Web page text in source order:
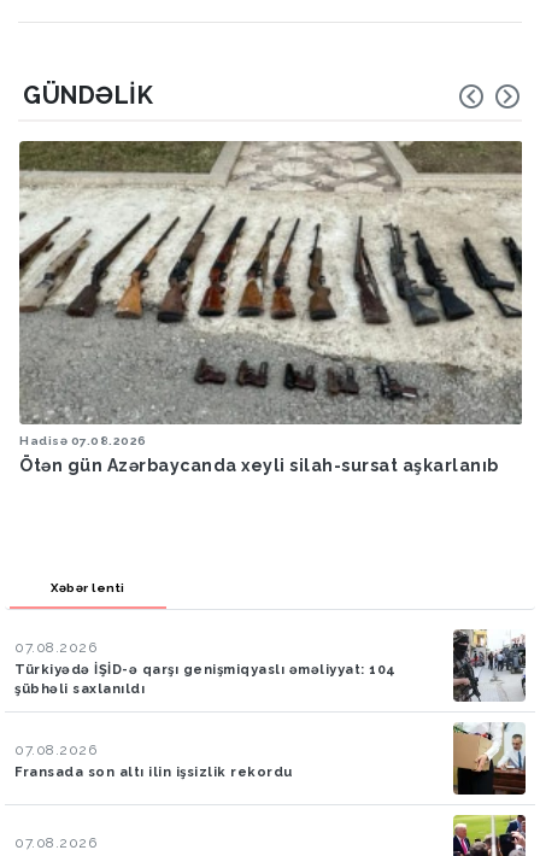
GÜNDƏLIK
Hadisə 07.08.2026
Ötən gün Azərbaycanda xeyli silah-sursat aşkarlanıb
Xəbər lenti
07.08.2026
Türkiyədə İŞİD-ə qarşı genişmiqyaslı əməliyyat: 104
şübhəli saxlanıldı
07.08.2026
Fransada son altı ilin işsizlik rekordu
07.08.2026